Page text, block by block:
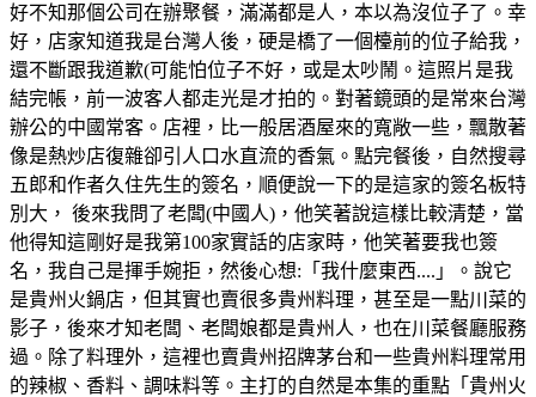
好不知那個公司在辦聚餐，滿滿都是人，本以為沒位子了。幸
好，店家知道我是台灣人後，硬是橋了一個檯前的位子給我，
還不斷跟我道歉(可能怕位子不好，或是太吵鬧。這照片是我
結完帳，前一波客人都走光是才拍的。對著鏡頭的是常來台灣
辦公的中國常客。店裡，比一般居酒屋來的寬敞一些，飄散著
像是熱炒店復雜卻引人口水直流的香氣。點完餐後，自然搜尋
五郎和作者久住先生的簽名，順便說一下的是這家的簽名板特
別大， 後來我問了老闆(中國人)，他笑著說這樣比較清楚，當
他得知這剛好是我第100家實話的店家時，他笑著要我也簽
名，我自己是揮手婉拒，然後心想:「我什麼東西....」。說它
是貴州火鍋店，但其實也賣很多貴州料理，甚至是一點川菜的
影子，後來才知老闆、老闆娘都是貴州人，也在川菜餐廳服務
過。除了料理外，這裡也賣貴州招牌茅台和一些貴州料理常用
的辣椒、香料、調味料等。主打的自然是本集的重點「貴州火